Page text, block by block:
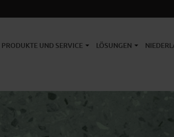
PRODUKTE UND SERVICE LÖSUNGEN